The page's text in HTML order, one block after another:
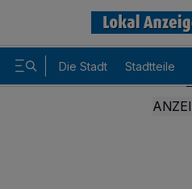
Die Stadt Stadtteile